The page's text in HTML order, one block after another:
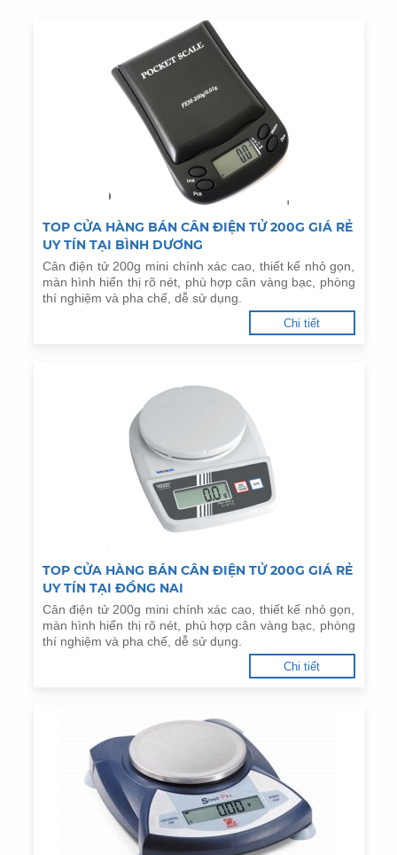
TOP CỬA HÀNG BÁN CÂN ĐIỆN TỬ 200G GIÁ RẺ
UY TÍN TẠI BÌNH DƯƠNG
Cân điện tử 200g mini chính xác cao, thiết kế nhỏ gọn,
màn hình hiển thị rõ nét, phù hợp cân vàng bạc, phòng
thí nghiệm và pha chế, dễ sử dụng.
Chi tiết
TOP CỬA HÀNG BÁN CÂN ĐIỆN TỬ 200G GIÁ RẺ
UY TÍN TẠI ĐỒNG NAI
Cân điện tử 200g mini chính xác cao, thiết kế nhỏ gọn,
màn hình hiển thị rõ nét, phù hợp cân vàng bạc, phòng
thí nghiệm và pha chế, dễ sử dụng.
Chi tiết